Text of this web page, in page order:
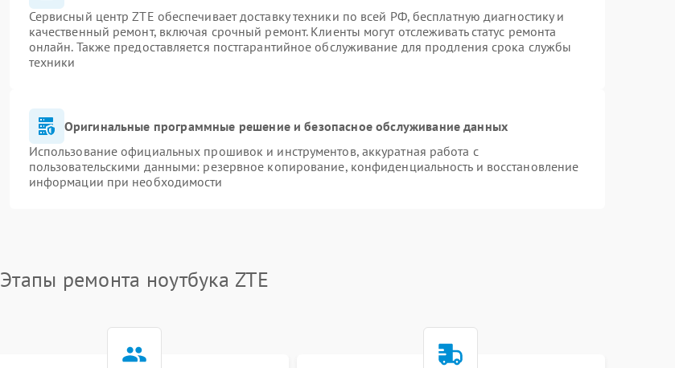
Сервисный центр ZTE обеспечивает доставку техники по всей РФ, бесплатную диагностику и
качественный ремонт, включая срочный ремонт. Клиенты могут отслеживать статус ремонта
онлайн. Также предоставляется постгарантийное обслуживание для продления срока службы
техники
Оригинальные программные решение и безопасное обслуживание данных
Использование официальных прошивок и инструментов, аккуратная работа с
пользовательскими данными: резервное копирование, конфиденциальность и восстановление
информации при необходимости
Этапы ремонта ноутбука ZTE